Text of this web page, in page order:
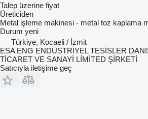
Talep üzerine fiyat
Üreticiden
Metal işleme makinesi - metal toz kaplama
Durum yeni
Türkiye, Kocaeli / İzmit
ESA ENG ENDÜSTRİYEL TESİSLER
TİCARET VE SANAYİ LİMİTED ŞİRKETİ
Satıcıyla iletişime geç